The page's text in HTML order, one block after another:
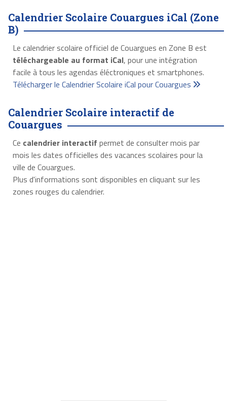
Calendrier Scolaire Couargues iCal (Zone
B)
Le calendrier scolaire officiel de Couargues en Zone B est
téléchargeable au format iCal, pour une intégration
facile à tous les agendas éléctroniques et smartphones.
Télécharger le Calendrier Scolaire iCal pour Couargues
Calendrier Scolaire interactif de
Couargues
Ce calendrier interactif permet de consulter mois par
mois les dates officielles des vacances scolaires pour la
ville de Couargues.
Plus d'informations sont disponibles en cliquant sur les
zones rouges du calendrier.